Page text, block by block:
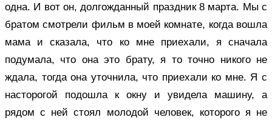
одна. И вот он, долгожданный праздник 8 марта. Мы с
братом смотрели фильм в моей комнате, когда вошла
мама и сказала, что ко мне приехали, я сначала
подумала, что она это брату, я то точно никого не
ждала, тогда она уточнила, что приехали ко мне. Я с
насторогой подошла к окну и увидела машину, а
рядом с ней стоял молодой человек, которого я не